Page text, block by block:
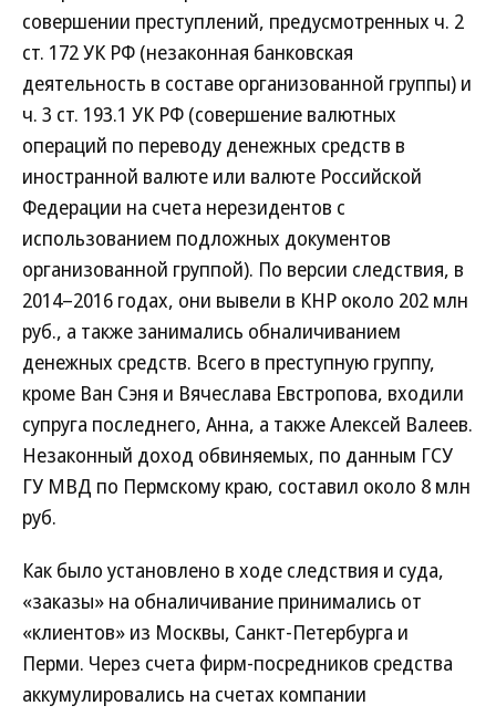
совершении преступлений, предусмотренных ч. 2
ст. 172 УК РФ (незаконная банковская
деятельность в составе организованной группы) и
ч. 3 ст. 193.1 УК РФ (совершение валютных
операций по переводу денежных средств в
иностранной валюте или валюте Российской
Федерации на счета нерезидентов с
использованием подложных документов
организованной группой). По версии следствия, в
2014–2016 годах, они вывели в КНР около 202 млн
руб., а также занимались обналичиванием
денежных средств. Всего в преступную группу,
кроме Ван Сэня и Вячеслава Евстропова, входили
супруга последнего, Анна, а также Алексей Валеев.
Незаконный доход обвиняемых, по данным ГСУ
ГУ МВД по Пермскому краю, составил около 8 млн
руб.
Как было установлено в ходе следствия и суда,
«заказы» на обналичивание принимались от
«клиентов» из Москвы, Санкт-Петербурга и
Перми. Через счета фирм-посредников средства
аккумулировались на счетах компании